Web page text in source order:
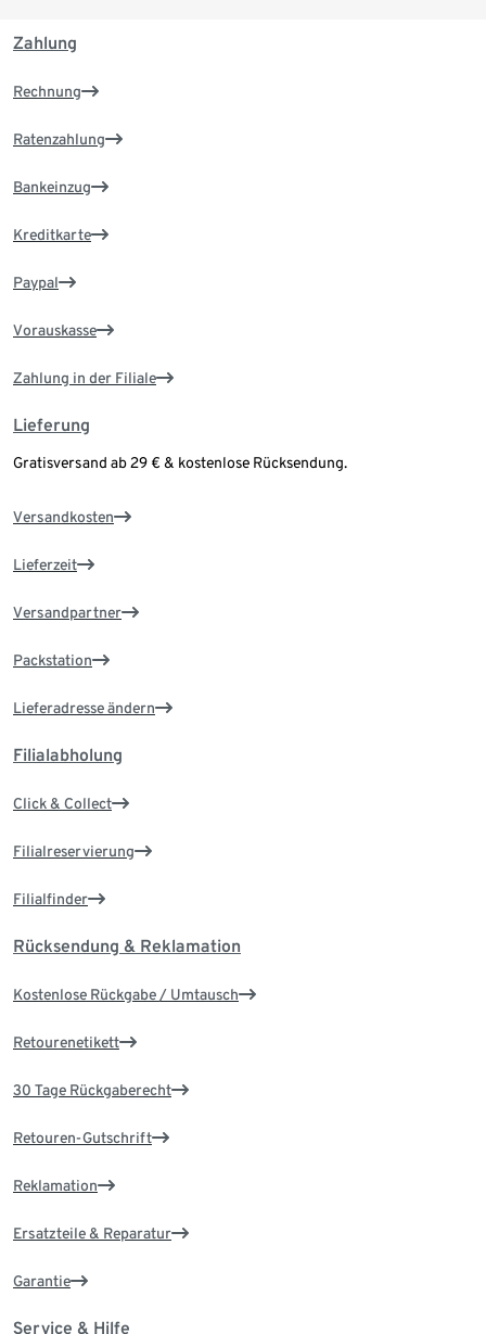
Zahlung
Rechnung
Ratenzahlung
Bankeinzug
Kreditkarte
Paypal
Vorauskasse
Zahlung in der Filiale
Lieferung
Gratisversand ab 29 € & kostenlose Rücksendung.
Versandkosten
Lieferzeit
Versandpartner
Packstation
Lieferadresse ändern
Filialabholung
Click & Collect
Filialreservierung
Filialfinder
Rücksendung & Reklamation
Kostenlose Rückgabe / Umtausch
Retourenetikett
30 Tage Rückgaberecht
Retouren-Gutschrift
Reklamation
Ersatzteile & Reparatur
Garantie
Service & Hilfe